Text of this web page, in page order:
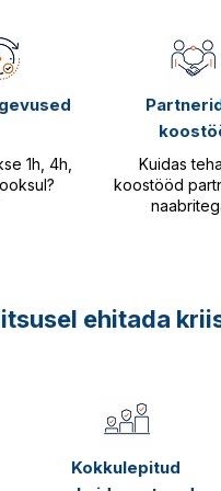
1h, 4h,
Kuidas
koostööd
ehitada
Kokkulepitud